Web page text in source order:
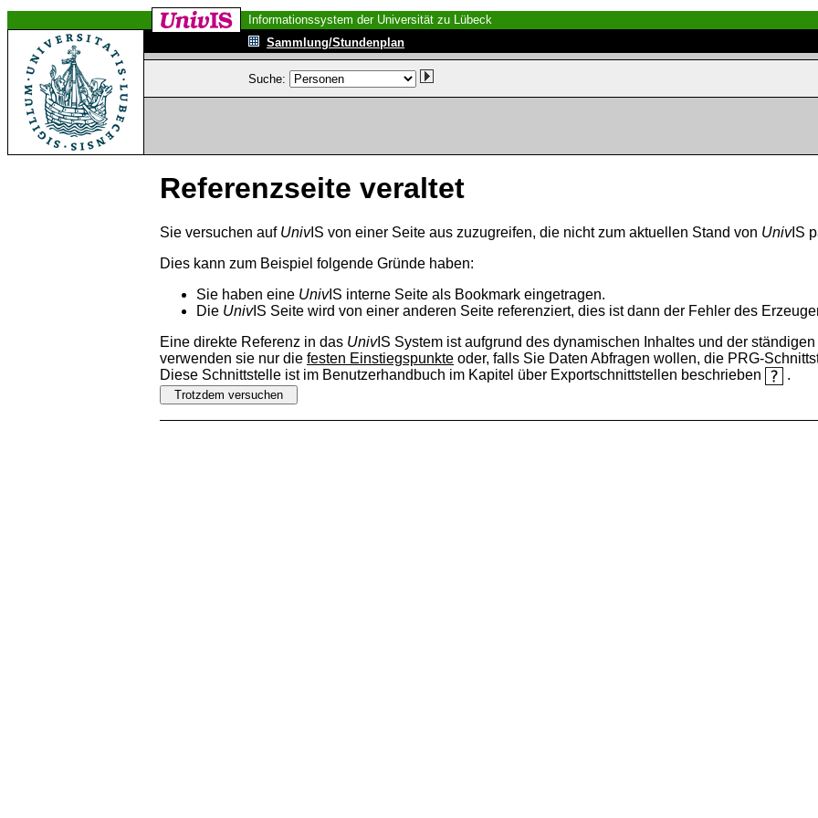
Informationssystem der Universität zu Lübeck
Sammlung/Stundenplan
Suche:
Referenzseite veraltet
Sie versuchen auf UnivIS von einer Seite aus zuzugreifen, die nicht zum aktuellen Stand von UnivIS
Dies kann zum Beispiel folgende Gründe haben:
Sie haben eine UnivIS interne Seite als Bookmark eingetragen.
Die UnivIS Seite wird von einer anderen Seite referenziert, dies ist dann der Fehler des
Eine direkte Referenz in das UnivIS System ist aufgrund des dynamischen Inhaltes und der
verwenden sie nur die festen Einstiegspunkte oder, falls Sie Daten Abfragen wollen, die PRG-
Diese Schnittstelle ist im Benutzerhandbuch im Kapitel über Exportschnittstellen beschrieben
.